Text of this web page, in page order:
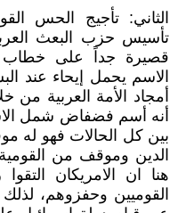
الثاني: تأجيج الحس
تأسيس حزب البعث
قصيرة جداً على خطاب
الاسم يحمل إيحاء عند
أمجاد الأمة العربية من
أنه أسم فضفاض شمل
بين كل الحالات فهو
الدين وموقف من
هنا ان الامريكان
القوميين وحفزوهم،